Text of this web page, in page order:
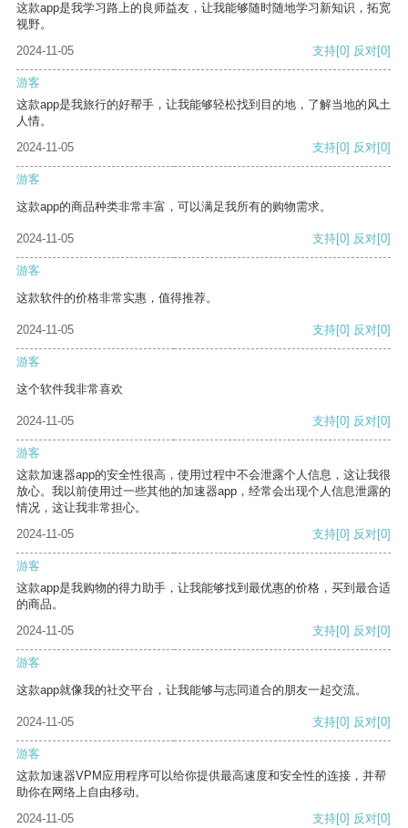
这款app是我学习路上的良师益友，让我能够随时随地学习新知识，拓宽
视野。
2024-11-05
支持[0] 反对[0]
游客
这款app是我旅行的好帮手，让我能够轻松找到目的地，了解当地的风土
人情。
2024-11-05
支持[0] 反对[0]
游客
这款app的商品种类非常丰富，可以满足我所有的购物需求。
2024-11-05 支持[0] 反对[0]
游客
这款软件的价格非常实惠，值得推荐。
2024-11-05 支持[0] 反对[0]
游客
这个软件我非常喜欢
2024-11-05 支持[0] 反对[0]
游客
这款加速器app的安全性很高，使用过程中不会泄露个人信息，这让我很
放心。我以前使用过一些其他的加速器app，经常会出现个人信息泄露的
情况，这让我非常担心。
2024-11-05
支持[0] 反对[0]
游客
这款app是我购物的得力助手，让我能够找到最优惠的价格，买到最合适
的商品。
2024-11-05
支持[0] 反对[0]
游客
这款app就像我的社交平台，让我能够与志同道合的朋友一起交流。
2024-11-05 支持[0] 反对[0]
游客
这款加速器VPM应用程序可以给你提供最高速度和安全性的连接，并帮
助你在网络上自由移动。
2024-11-05
支持[0] 反对[0]